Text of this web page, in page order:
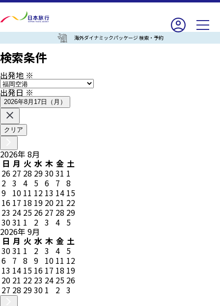
海外ダイナミックパッケージ 検索・予約
検索条件
出発地 ※
出発日※
2026年8月17日（月）
クリア
2026年 8月
日 月 火 水 木 金 土
26 27 28 293031 1
2 3 4 5 6 7 8
9 10 11 12 13 14 15
16 17 18 19 20 21 22
23 24 25 26 27 28 29
3031 1 2 3 4 5
2026年 9月
日 月 火 水 木 金 土
3031 1 2 3 4 5
6 7 8 9 10 11 12
13 14 15 16 17 18 19
20 21 22 23 24 25 26
27 28 2930 1 2 3